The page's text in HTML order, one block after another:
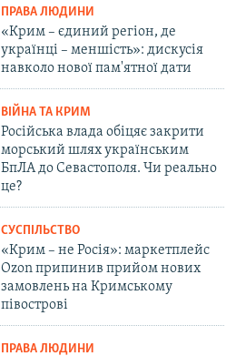
ПРАВА ЛЮДИНИ
«Крим – єдиний регіон, де
українці – меншість»: дискусія
навколо нової пам'ятної дати
ВІЙНА ТА КРИМ
Російська влада обіцяє закрити
морський шлях українським
БпЛА до Севастополя. Чи реально
це?
СУСПІЛЬСТВО
«Крим – не Росія»: маркетплейс
Ozon припинив прийом нових
замовлень на Кримському
півострові
ПРАВА ЛЮДИНИ